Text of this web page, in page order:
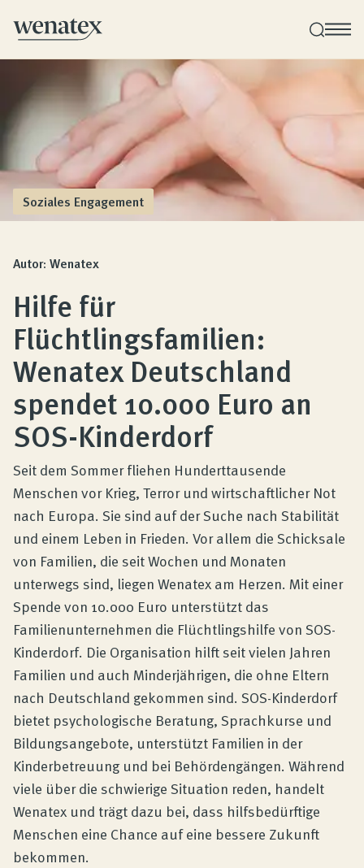
Wenatex Schlafberatung
Produktberatung zu Hause oder online!
Produkte
Qualität und Garantie
Kundenbewertungen
Produktberatung
Unternehmen
Kontakt
Magazin
Soziales Engagement
Autor: Wenatex
Hilfe für
Flüchtlingsfamilien:
Wenatex Deutschland
spendet 10.000 Euro an
SOS-Kinderdorf
Seit dem Sommer fliehen Hunderttausende
Menschen vor Krieg, Terror und wirtschaftlicher Not
nach Europa. Sie sind auf der Suche nach Stabilität
und einem Leben in Frieden. Vor allem die Schicksale
von Familien, die seit Wochen und Monaten
unterwegs sind, liegen Wenatex am Herzen. Mit einer
Spende von 10.000 Euro unterstützt das
Familienunternehmen die Flüchtlingshilfe von SOS-
Kinderdorf. Die Organisation hilft seit vielen Jahren
Familien und auch Minderjährigen, die ohne Eltern
nach Deutschland gekommen sind. SOS-Kinderdorf
bietet psychologische Beratung, Sprachkurse und
Bildungsangebote, unterstützt Familien in der
Kinderbetreuung und bei Behördengängen. Während
viele über die schwierige Situation reden, handelt
Wenatex und trägt dazu bei, dass hilfsbedürftige
Menschen eine Chance auf eine bessere Zukunft
bekommen.